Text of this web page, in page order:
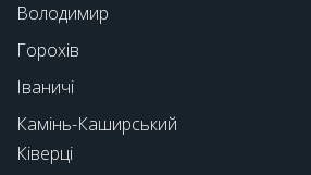
Володимир
Горохів
Іваничі
Камінь-Каширський
Ківерці